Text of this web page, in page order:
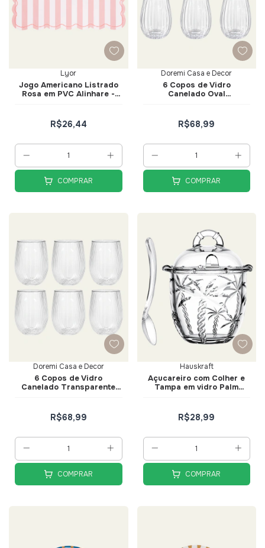
Lyor
Jogo Americano Listrado
Rosa em PVC Alinhare -
R$26,44
COMPRAR
Doremi Casa e Decor
6 Copos de Vidro
Canelado Oval
R$68,99
COMPRAR
Doremi Casa e Decor
6 Copos de Vidro
Canelado Transparente
R$68,99
COMPRAR
Hauskraft
Açucareiro com Colher e
Tampa em vidro Palm
R$28,99
COMPRAR